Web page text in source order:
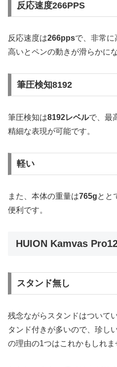
反応速度266PPS
反応速度は266ppsで、非常
高いとペンの動きが滑らかに
筆圧検知8192
筆圧検知は8192レベルで、最
精細な表現が可能です。
軽い
また、本体の重量は765gとと
便利です。
HUION Kamvas
スタンド無し
残念ながらスタンドはついて
タンド付きが多いので、珍し
の理由の1つはこれかもしれま